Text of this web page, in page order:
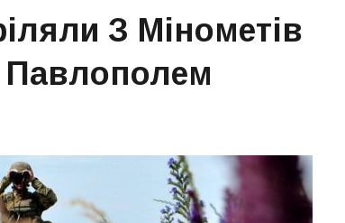
З Мінометів
Павлополем